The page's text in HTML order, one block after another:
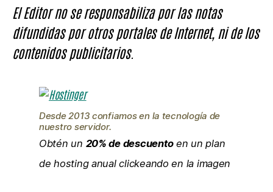
El Editor no se responsabiliza por las notas
difundidas por otros portales de Internet, ni de los
contenidos publicitarios.
Desde 2013 confiamos en la tecnología de
nuestro servidor.
Obtén un 20% de descuentoen un plan
de hosting anual clickeando en la imagen